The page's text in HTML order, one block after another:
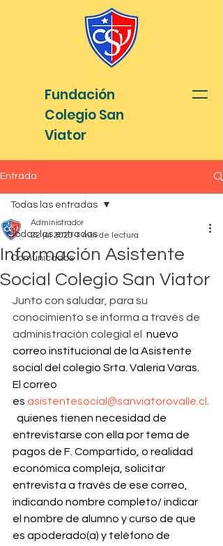
Fundación
Colegio San
Viator
Entrada
Todas las entradas
Comunicados
Todas las entradas
Información Asistente
Social Colegio San Viator
Administrador
22 jul 2020 1 min de lectura
Junto con saludar, para su
conocimiento se informa a través de
administración colegial el
nuevo
correo institucional de la Asistente
social del colegio Srta. Valeria Varas.
El correo
es asistentesocial@sanviatorovalle.cl
quienes tienen necesidad de
entrevistarse con ella por tema de
pagos de F. Compartido, o realidad
económica compleja, solicitar
entrevista a través de ese correo,
indicando nombre completo/ indicar
el nombre de alumno y curso de que
es apoderado(a) y teléfono de